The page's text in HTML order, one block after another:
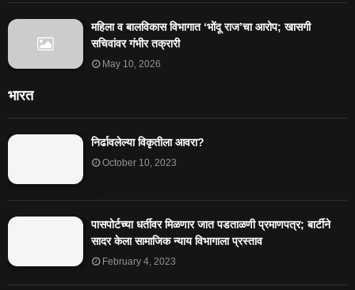
महिला व बालविकास विभागात ‘भोंदू राज’चा आरोप; खासगी
सचिवांवर गंभीर तक्रारी
May 10, 2026
भारत
निर्ढावलेल्या विकृतीला आवरा?
October 10, 2023
पासपोर्टच्या धर्तीवर मिळणार जात पडताळणी प्रमाणपत्र; बार्टीने
सादर केला सामाजिक न्याय विभागाला प्रस्ताव
February 4, 2023